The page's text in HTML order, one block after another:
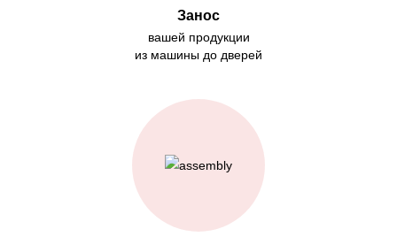
Занос
вашей продукции
из машины до дверей